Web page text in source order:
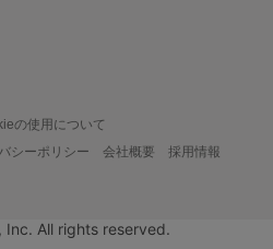
の使用について
シーポリシー 会社概要
採用情報
All rights reserved.